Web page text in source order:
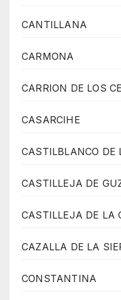
CANTILLANA
CARMONA
CARRION DE LOS
CASARCIHE
CASTILBLANCO DE
CASTILLEJA DE
CASTILLEJA DE LA
CAZALLA DE LA
CONSTANTINA